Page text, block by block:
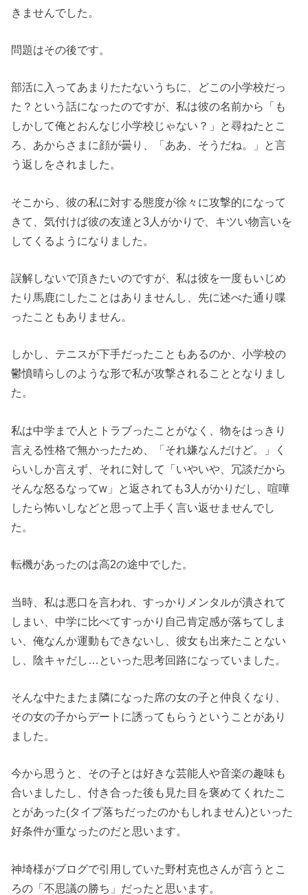
きませんでした。
問題はその後です。
部活に入ってあまりたたないうちに、どこの小学校だっ
た？という話になったのですが、私は彼の名前から「も
しかして俺とおんなじ小学校じゃない？」と尋ねたとこ
ろ、あからさまに顔が曇り、「ああ、そうだね。」と言
う返しをされました。
そこから、彼の私に対する態度が徐々に攻撃的になって
きて、気付けば彼の友達と3人がかりで、キツい物言いを
してくるようになりました。
誤解しないで頂きたいのですが、私は彼を一度もいじめ
たり馬鹿にしたことはありませんし、先に述べた通り喋
ったこともありません。
しかし、テニスが下手だったこともあるのか、小学校の
鬱憤晴らしのような形で私が攻撃されることとなりまし
た。
私は中学まで人とトラブったことがなく、物をはっきり
言える性格で無かったため、「それ嫌なんだけど。」く
らいしか言えず、それに対して「いやいや、冗談だから
そんな怒るなってw」と返されても3人がかりだし、喧嘩
したら怖いしなどと思って上手く言い返せませんでし
た。
転機があったのは高2の途中でした。
当時、私は悪口を言われ、すっかりメンタルが潰されて
しまい、中学に比べてすっかり自己肯定感が落ちてしま
い、俺なんか運動もできないし、彼女も出来たことない
し、陰キャだし…といった思考回路になっていました。
そんな中たまたま隣になった席の女の子と仲良くなり、
その女の子からデートに誘ってもらうということがあり
ました。
今から思うと、その子とは好きな芸能人や音楽の趣味も
合いましたし、付き合った後も見た目を褒めてくれたこ
とがあった(タイプ落ちだったのかもしれません)といった
好条件が重なったのだと思います。
神埼様がブログで引用していた野村克也さんが言うとこ
ろの「不思議の勝ち」だったと思います。